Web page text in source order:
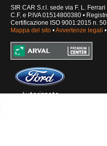
SIR CAR S.r.l. sede via F. L.
C.F. e P.IVA 01514800380 •
Certificazione ISO 9001:2015 n.
Mappa del sito•Avvertenze legali •